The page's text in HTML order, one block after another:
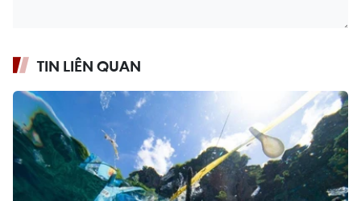
TIN LIÊN QUAN
vietnamplus.vn
Giải quyết khó khăn, vướng mắc trong lĩnh
vực thuế và hải quan